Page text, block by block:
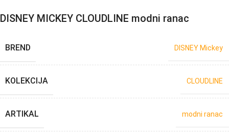
DISNEY MICKEY CLOUDLINE modni ranac
BREND DISNEY Mickey
KOLEKCIJA CLOUDLINE
ARTIKAL modni ranac